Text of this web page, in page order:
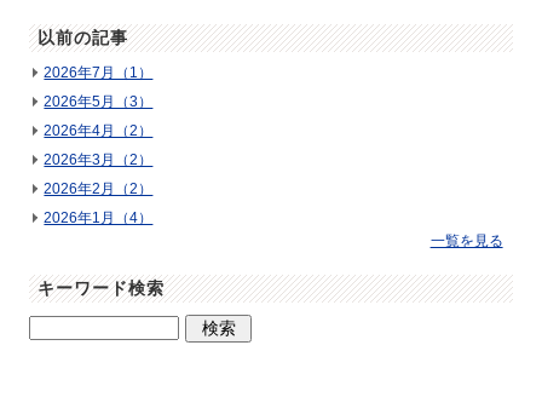
以前の記事
2026年7月（1）
2026年5月（3）
2026年4月（2）
2026年3月（2）
2026年2月（2）
2026年1月（4）
一覧を見る
キーワード検索